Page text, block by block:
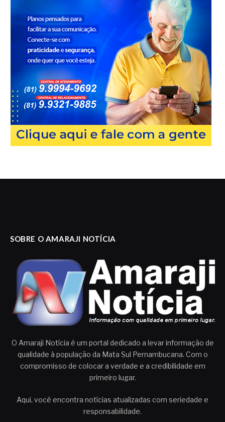
SOBRE O AMARAJI NOTÍCIA
O Amaraji Notícia é um portal dedicado a levar informação de
qualidade à população da Mata Sul Pernambucana. Com o
compromisso de colocar a verdade e a credibilidade em
primeiro lugar.
Aqui, você encontra notícias atualizadas com seriedade e
responsabilidade.